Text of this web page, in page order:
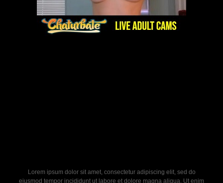
Lorem ipsum dolor sit amet, consectetur adipiscing elit, sed do
eiusmod tempor incididunt ut labore et dolore magna aliqua. Ut enim